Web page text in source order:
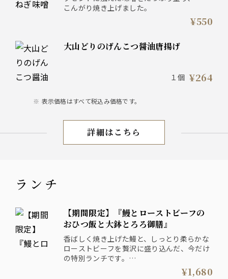
こんがり焼き上げました。
¥550
大山どりのげんこつ醤油唐揚げ
１個 ¥264
表示価格はすべて税込み価格です。
お料理
詳細はこちら
ランチ
【期間限定】『鰻とローストビーフの
おひつ飯と大鉢とろろ御膳』
香ばしく焼き上げた鰻と、しっとり柔らかな
ローストビーフを贅沢に盛り込んだ、今だけ
の特別ランチです。
販売期間：2026年7月6日~9月6日まで¥1,680